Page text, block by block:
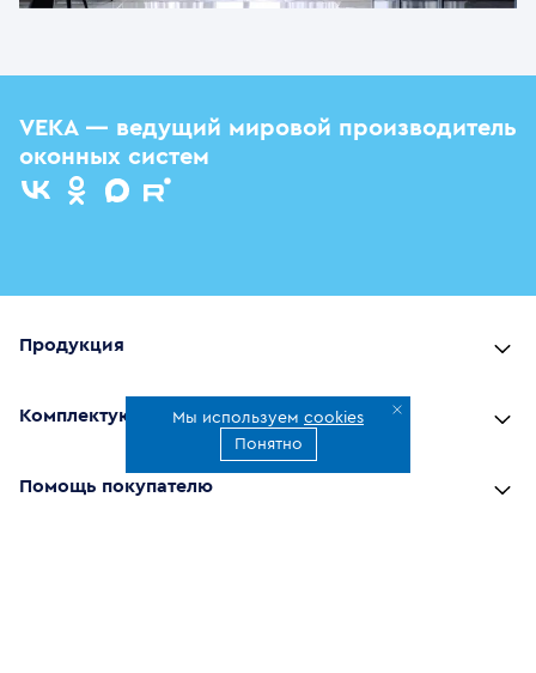
Мы используем cookies
Понятно
VEKA — ведущий мировой производитель
оконных систем
Продукция
Комплектующие
Помощь покупателю